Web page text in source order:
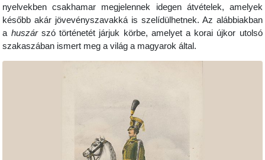
nyelvekben csakhamar megjelennek idegen átvételek, amelyek
később akár jövevényszavakká is szelídülhetnek. Az alábbiakban
a huszárszó történetét járjuk körbe, amelyet a korai újkor utolsó
szakaszában ismert meg a világ a magyarok által.